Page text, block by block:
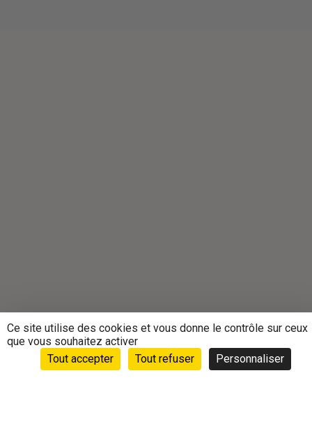
Ce site utilise des cookies et vous donne le contrôle sur ceux
que vous souhaitez activer
Tout accepter
Tout refuser Personnaliser